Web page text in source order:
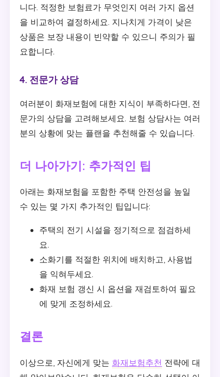
니다. 적정한 보험료가 무엇인지 여러 가지 옵션
을 비교하여 결정하세요. 지나치게 가격이 낮은
상품은 보장 내용이 빈약할 수 있으니 주의가 필
요합니다.
4. 전문가 상담
여러분이 화재보험에 대한 지식이 부족하다면, 전
문가의 상담을 고려해보세요. 보험 상담사는 여러
분의 상황에 맞는 플랜을 추천해줄 수 있습니다.
더 나아가기: 추가적인 팁
아래는 화재보험을 포함한 주택 안전성을 높일
수 있는 몇 가지 추가적인 팁입니다:
주택의 전기 시설을 정기적으로 점검하세
요.
소화기를 적절한 위치에 배치하고, 사용법
을 익혀두세요.
화재 보험 갱신 시 옵션을 재검토하여 필요
에 맞게 조정하세요.
결론
이상으로, 자신에게 맞는 화재보험추천 전략에 대